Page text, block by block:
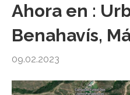
Ahora en :
Benahavís,
09.02.2023